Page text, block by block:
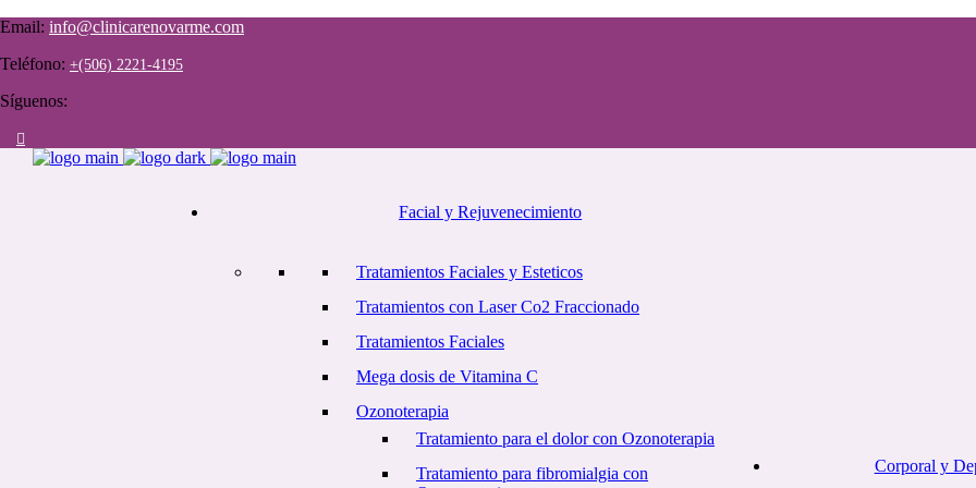
Email: info@clinicarenovarme.com
Teléfono: +(506) 2221-4195
Síguenos:
Facial y Rejuvenecimiento
Tratamientos Faciales y Esteticos
Tratamientos con Laser Co2 Fraccionado
Tratamientos Faciales
Mega dosis de Vitamina C
Ozonoterapia
Tratamiento para el dolor con Ozonoterapia
Tratamiento para fibromialgia con
Corporal y